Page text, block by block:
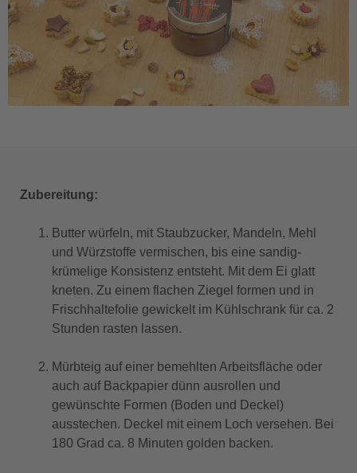
Zubereitung:
Butter würfeln, mit Staubzucker, Mandeln, Mehl
und Würzstoffe vermischen, bis eine sandig-
krümelige Konsistenz entsteht. Mit dem Ei glatt
kneten. Zu einem flachen Ziegel formen und in
Frischhaltefolie gewickelt im Kühlschrank für ca. 2
Stunden rasten lassen.
Mürbteig auf einer bemehlten Arbeitsfläche oder
auch auf Backpapier dünn ausrollen und
gewünschte Formen (Boden und Deckel)
ausstechen. Deckel mit einem Loch versehen. Bei
180 Grad ca. 8 Minuten golden backen.